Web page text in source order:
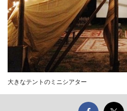
大きなテントのミニシアター